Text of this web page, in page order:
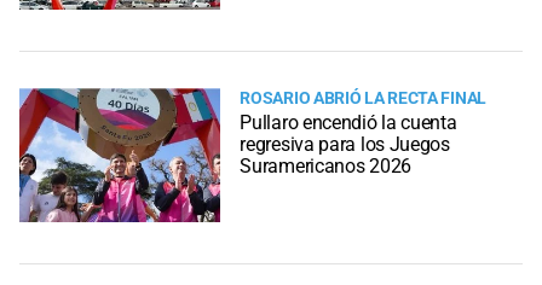
ROSARIO ABRIÓ LA RECTA FINAL
Pullaro encendió la cuenta
regresiva para los Juegos
Suramericanos 2026